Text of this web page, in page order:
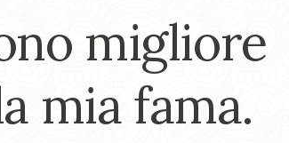
migliore
mia fama.